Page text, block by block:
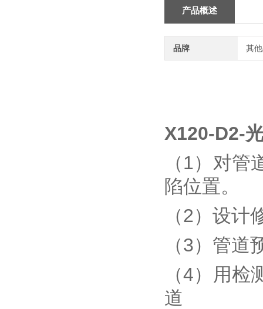
产品概述
品牌 其
X120-D2-
（1）对
陷位置。
（2）设计
（3）管道
（4）用
道